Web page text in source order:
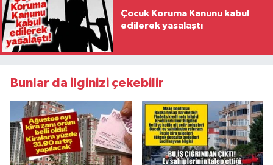
Çocuk Koruma Kanunu kabul
edilerek yasalaştı
Bunlar da ilginizi çekebilir